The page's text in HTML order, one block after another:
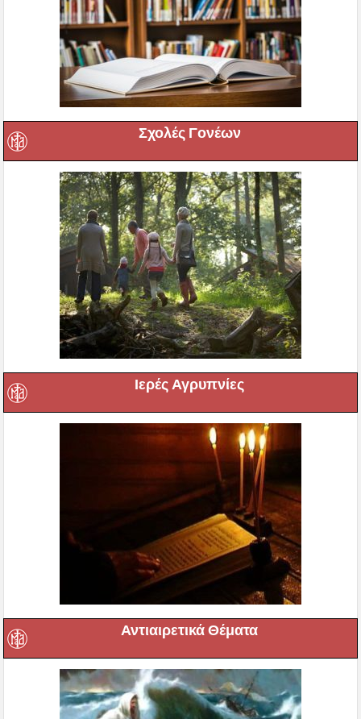
Σχολές Γονέων
Ιερές Αγρυπνίες
Αντιαιρετικά Θέματα